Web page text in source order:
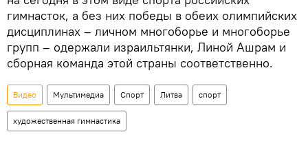
гимнасток, а без них победы в обеих олимпийских
дисциплинах – личном многоборье и многоборье
групп – одержали израильтянки, Линой Ашрам и
сборная команда этой страны соответственно.
Видео Мультимедиа Спорт Литва спорт
художественная гимнастика